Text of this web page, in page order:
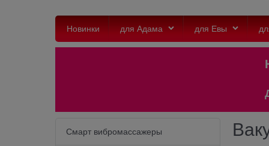
Новинки для Адама для Евы
Наш
Данный
Смарт вибромассажеры